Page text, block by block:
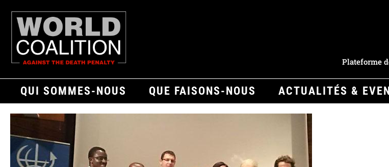
Plateforme
QUI SOMMES-NOUS QUE FAISONS-NOUS ACTUALITÉS &